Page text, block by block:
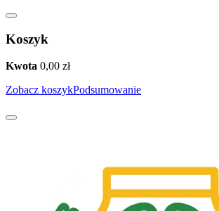
Koszyk
Kwota 0,00 zł
Zobacz koszykPodsumowanie